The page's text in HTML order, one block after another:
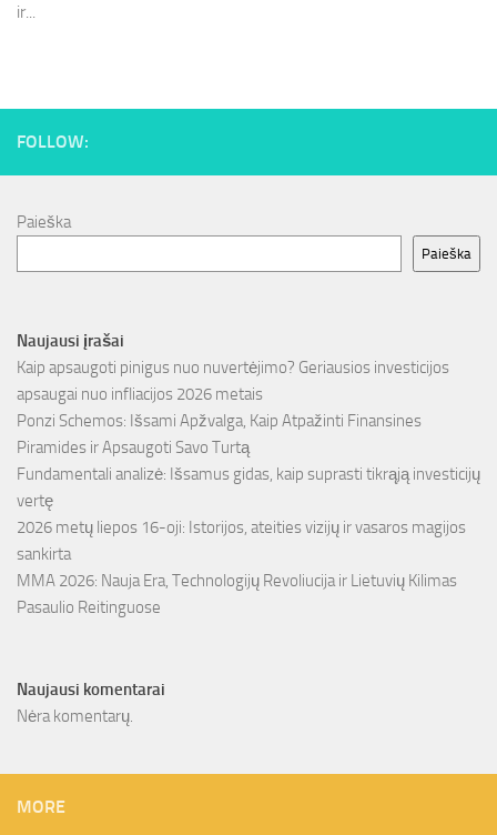
ir...
FOLLOW:
Paieška
Paieška
Naujausi įrašai
Kaip apsaugoti pinigus nuo nuvertėjimo? Geriausios investicijos
apsaugai nuo infliacijos 2026 metais
Ponzi Schemos: Išsami Apžvalga, Kaip Atpažinti Finansines
Piramides ir Apsaugoti Savo Turtą
Fundamentali analizė: Išsamus gidas, kaip suprasti tikrąją investicijų
vertę
2026 metų liepos 16-oji: Istorijos, ateities vizijų ir vasaros magijos
sankirta
MMA 2026: Nauja Era, Technologijų Revoliucija ir Lietuvių Kilimas
Pasaulio Reitinguose
Naujausi komentarai
Nėra komentarų.
MORE